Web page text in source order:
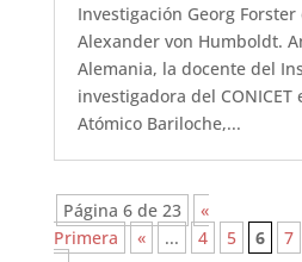
Investigación Georg
Alexander von Humboldt.
Alemania, la docente del
investigadora del CONICET
Atómico Bariloche,...
Página 6 de 23
«
Primera
« ... 4 5 6 7